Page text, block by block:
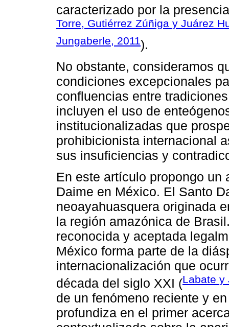
caracterizado por la
Torre, Gutiérrez Zúñiga y Juárez
Jungaberle, 2011).
No obstante, consideramos
condiciones excepcionales
confluencias entre
incluyen el uso de
institucionalizadas que
prohibicionista internacional
sus insuficiencias y
En este artículo propongo
Daime en México. El Santo
neoayahuasquera originada
la región amazónica de
reconocida y aceptada
México forma parte de la
internacionalización que
década del siglo XXI (Labate y
de un fenómeno reciente y
profundiza en el primer